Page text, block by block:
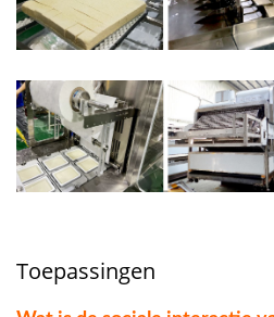
Toepassingen